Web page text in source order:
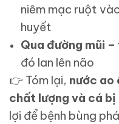
niêm mạc ruột
huyết
Qua đường mũi
đó lan lên não
👉 Tóm lại, nước ao
chất lượng và cá
lợi để bệnh bùng